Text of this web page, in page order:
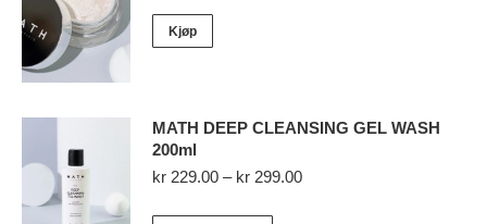
Kjøp
MATH DEEP CLEANSING GEL WASH
200ml
kr 229.00 – kr 299.00Prisområde: